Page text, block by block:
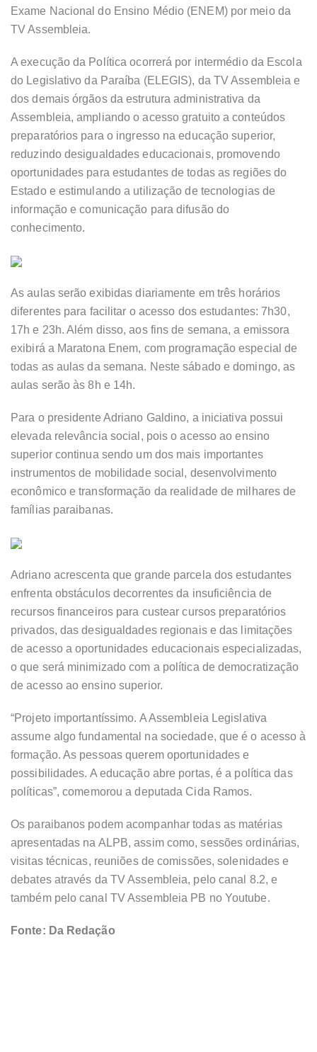
Exame Nacional do Ensino Médio (ENEM) por meio da
TV Assembleia.
A execução da Política ocorrerá por intermédio da Escola
do Legislativo da Paraíba (ELEGIS), da TV Assembleia e
dos demais órgãos da estrutura administrativa da
Assembleia, ampliando o acesso gratuito a conteúdos
preparatórios para o ingresso na educação superior,
reduzindo desigualdades educacionais, promovendo
oportunidades para estudantes de todas as regiões do
Estado e estimulando a utilização de tecnologias de
informação e comunicação para difusão do
conhecimento.
As aulas serão exibidas diariamente em três horários
diferentes para facilitar o acesso dos estudantes: 7h30,
17h e 23h. Além disso, aos fins de semana, a emissora
exibirá a Maratona Enem, com programação especial de
todas as aulas da semana. Neste sábado e domingo, as
aulas serão às 8h e 14h.
Para o presidente Adriano Galdino, a iniciativa possui
elevada relevância social, pois o acesso ao ensino
superior continua sendo um dos mais importantes
instrumentos de mobilidade social, desenvolvimento
econômico e transformação da realidade de milhares de
famílias paraibanas.
Adriano acrescenta que grande parcela dos estudantes
enfrenta obstáculos decorrentes da insuficiência de
recursos financeiros para custear cursos preparatórios
privados, das desigualdades regionais e das limitações
de acesso a oportunidades educacionais especializadas,
o que será minimizado com a política de democratização
de acesso ao ensino superior.
“Projeto importantíssimo. A Assembleia Legislativa
assume algo fundamental na sociedade, que é o acesso à
formação. As pessoas querem oportunidades e
possibilidades. A educação abre portas, é a política das
políticas”, comemorou a deputada Cida Ramos.
Os paraibanos podem acompanhar todas as matérias
apresentadas na ALPB, assim como, sessões ordinárias,
visitas técnicas, reuniões de comissões, solenidades e
debates através da TV Assembleia, pelo canal 8.2, e
também pelo canal TV Assembleia PB no Youtube.
Fonte: Da Redação